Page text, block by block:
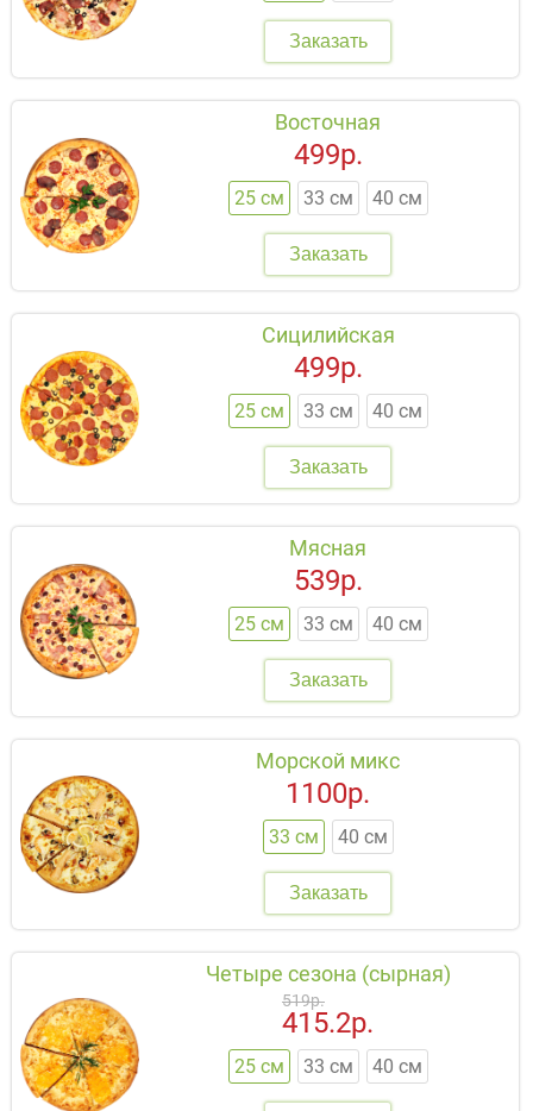
Заказать
Восточная
25 см 33 см 40 см
499р.
Заказать
Сицилийская
25 см 33 см 40 см
499р.
Заказать
Мясная
25 см 33 см 40 см
539р.
Заказать
Морской микс
33 см 40 см
1100р.
Заказать
Четыре сезона (сырная)
25 см 33 см 40 см
519р.
415.2р.